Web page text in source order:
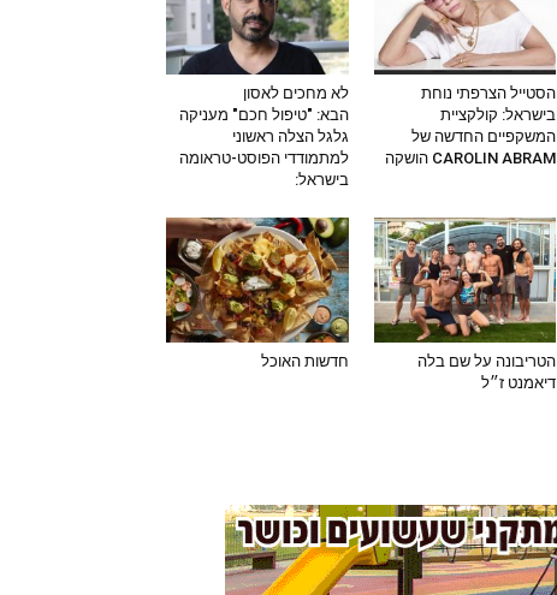
הסטייל הצרפתי נוחת
בישראל: קולקציית
המשקפיים החדשה של
CAROLIN ABRAM הושקה
לא מחכים לאסון
הבא: "טיפול חכם" מעניקה
גלגל הצלה ראשוני
למתמודדי הפוסט-טראומה
בישראל:
הטריבונה על שם בלה
דיאמנט ז״ל
חדשות האוכל